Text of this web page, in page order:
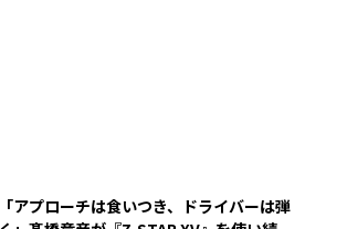
「アプローチは食いつき、ドライバーは弾